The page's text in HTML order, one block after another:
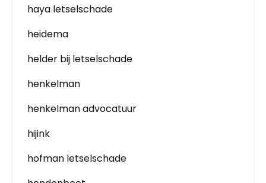
haya letselschade
heidema
helder bij letselschade
henkelman
henkelman advocatuur
hijink
hofman letselschade